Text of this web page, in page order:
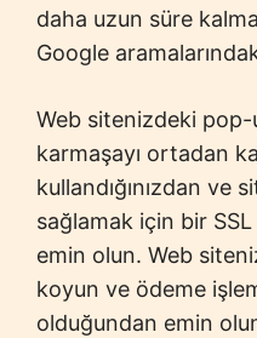
daha uzun süre
Google
Web sitenizdeki pop-
karmaşayı ortadan
kullandığınızdan ve
sağlamak için bir
emin olun. Web
koyun ve ödeme
olduğundan emin